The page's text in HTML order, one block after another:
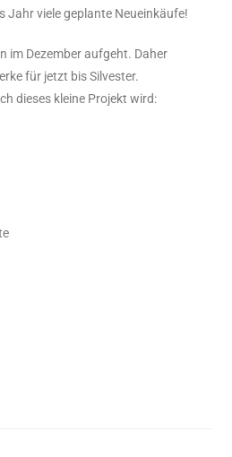
Jahr viele geplante Neueinkäufe!
im Dezember aufgeht. Daher
für jetzt bis Silvester.
dieses kleine Projekt wird: